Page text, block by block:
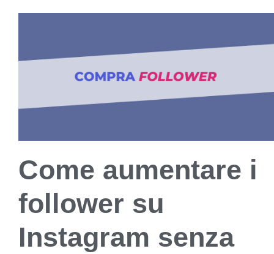
Come aumentare i
follower su
Instagram senza